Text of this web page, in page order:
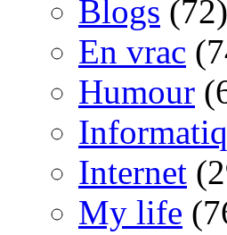
Blogs (72)
En vrac
Humour
Internet
My life